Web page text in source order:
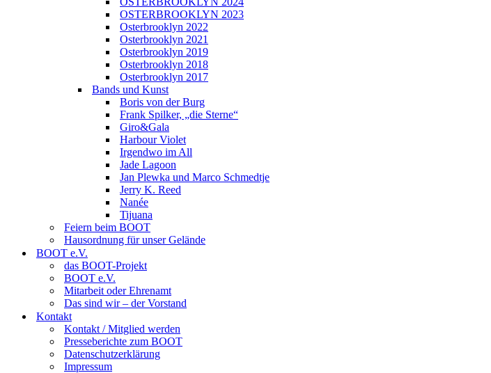
OSTERBROOKLYN 2023
Osterbrooklyn 2022
Osterbrooklyn 2021
Osterbrooklyn 2019
Osterbrooklyn 2018
Osterbrooklyn 2017
Bands und Kunst
Boris von der Burg
Frank Spilker, „die Sterne“
Giro&Gala
Harbour Violet
Irgendwo im All
Jade Lagoon
Jan Plewka und Marco Schmedtje
Jerry K. Reed
Nanée
Tijuana
Feiern beim BOOT
Hausordnung für unser Gelände
BOOT e.V.
das BOOT-Projekt
BOOT e.V.
Mitarbeit oder Ehrenamt
Das sind wir – der Vorstand
Kontakt
Kontakt / Mitglied werden
Presseberichte zum BOOT
Datenschutzerklärung
Impressum